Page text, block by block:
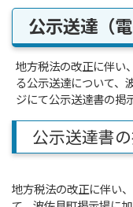
公示送達（電
地方税法の改正に伴い
る公示送達について、
ジにて公示送達書の掲
公示送達書
地方税法の改正に伴い